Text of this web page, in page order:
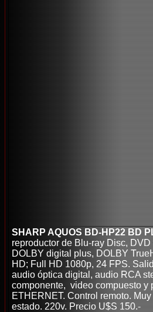
SHARP AQUOS BD-HP22 BD
reproductor de Blu-ray Disc, DVD
DOLBY digital plus, DOLBY
HD; Full HD 1080p, 24 FPS.
audio óptica digital, audio RCA
componente, video compuesto y
ETHERNET. Control remoto.
estado. 220v. Precio U$S 150.-